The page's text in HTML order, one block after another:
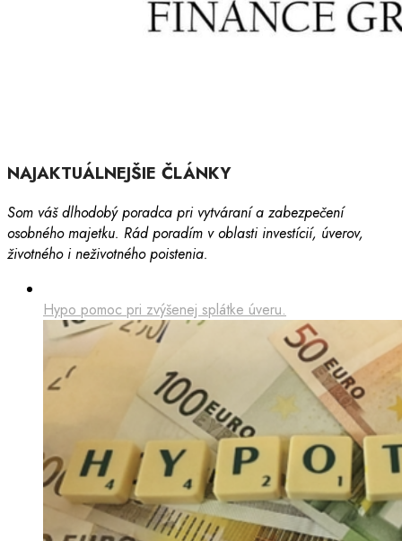
NAJAKTUÁLNEJŠIE ČLÁNKY
Som váš dlhodobý poradca pri vytváraní a zabezpečení
osobného majetku. Rád poradím v oblasti investícií, úverov,
životného i neživotného poistenia.
Hypo pomoc pri zvýšenej splátke úveru.